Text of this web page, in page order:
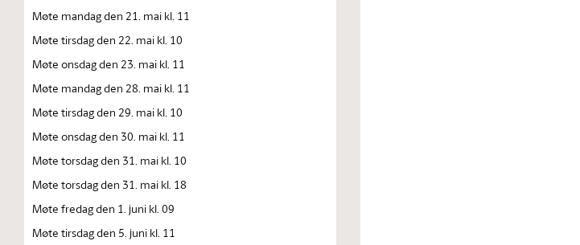
Møte mandag den 21. mai kl. 11
Møte tirsdag den 22. mai kl. 10
Møte onsdag den 23. mai kl. 11
Møte mandag den 28. mai kl. 11
Møte tirsdag den 29. mai kl. 10
Møte onsdag den 30. mai kl. 11
Møte torsdag den 31. mai kl. 10
Møte torsdag den 31. mai kl. 18
Møte fredag den 1. juni kl. 09
Møte tirsdag den 5. juni kl. 11